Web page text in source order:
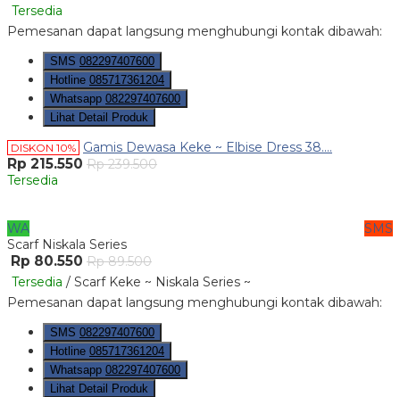
Tersedia
Pemesanan dapat langsung menghubungi kontak dibawah:
SMS 082297407600
Hotline 085717361204
Whatsapp 082297407600
Lihat Detail Produk
DISKON 10% Gamis Dewasa Keke ~ Elbise Dress 38....
Rp 215.550 Rp 239.500
Tersedia
WA
SMS
Scarf Niskala Series
Rp 80.550 Rp 89.500
Tersedia / Scarf Keke ~ Niskala Series ~
Pemesanan dapat langsung menghubungi kontak dibawah:
SMS 082297407600
Hotline 085717361204
Whatsapp 082297407600
Lihat Detail Produk